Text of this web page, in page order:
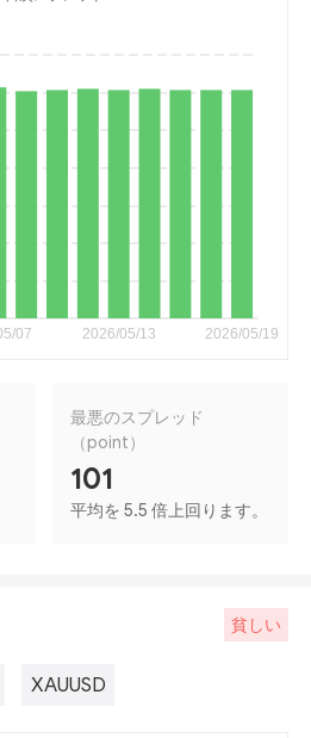
最悪のスプレッド
（point）
101
平均を 5.5 倍上回ります。
貧しい
XAUUSD